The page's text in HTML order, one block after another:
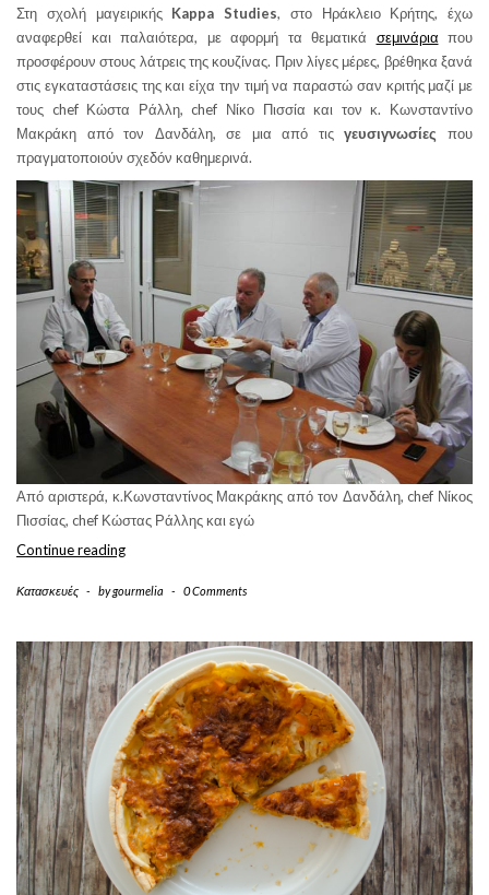
Στη σχολή μαγειρικής Kappa Studies, στο Ηράκλειο Κρήτης, έχω
αναφερθεί και παλαιότερα, με αφορμή τα θεματικά σεμινάρια που
προσφέρουν στους λάτρεις της κουζίνας. Πριν λίγες μέρες, βρέθηκα ξανά
στις εγκαταστάσεις της και είχα την τιμή να παραστώ σαν κριτής μαζί με
τους chef Κώστα Ράλλη, chef Νίκο Πισσία και τον κ. Κωνσταντίνο
Μακράκη από τον Δανδάλη, σε μια από τιςγευσιγνωσίες που
πραγματοποιούν σχεδόν καθημερινά.
Από αριστερά, κ.Κωνσταντίνος Μακράκης από τον Δανδάλη, chef Νίκος
Πισσίας, chef Κώστας Ράλλης και εγώ
Continue readingΓευσιγνωσία
Kappa
Κατασκευές - bygourmelia - 0 Comments